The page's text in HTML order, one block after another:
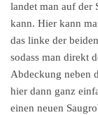
landet man auf der
kann. Hier kann
das linke der
sodass man direkt
Abdeckung neben
hier dann ganz
einen neuen